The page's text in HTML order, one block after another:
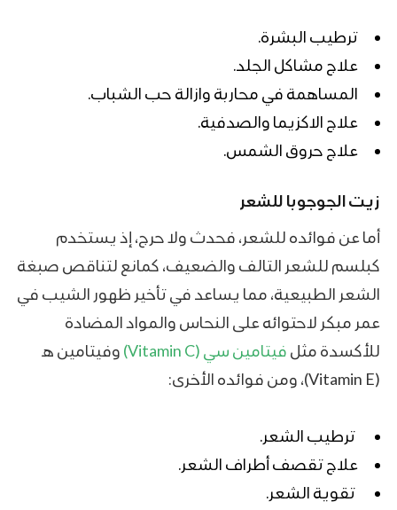
ترطيب البشرة.
علاج مشاكل الجلد.
المساهمة في محاربة وازالة حب الشباب.
علاج الاكزيما والصدفية.
علاج حروق الشمس.
زيت الجوجوبا للشعر
أما عن فوائده للشعر، فحدث ولا حرج، إذ يستخدم
كبلسم للشعر التالف والضعيف، كمانع لتناقص صبغة
الشعر الطبيعية، مما يساعد في تأخير ظهور الشيب في
عمر مبكر لاحتوائه على النحاس والمواد المضادة
للأكسدة مثل فيتامين سي (Vitamin C)
وفيتامين هـ
(Vitamin E)، ومن فوائده الأخرى:
ترطيب الشعر.
علاج تقصف أطراف الشعر.
تقوية الشعر.